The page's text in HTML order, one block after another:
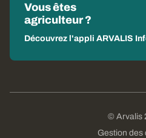
Vous êtes
agriculteur ?
Découvrez l'appli ARVALIS
© Arvalis
Gestion des